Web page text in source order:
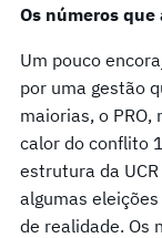
Os números
Um pouco
por uma gestão
maiorias, o PRO,
calor do conflito
estrutura da
algumas
de realidade. Os